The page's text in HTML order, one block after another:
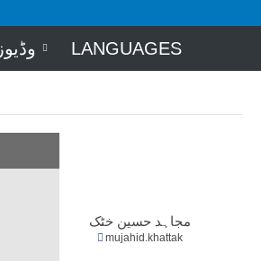
وڈیوز LANGUAGES
مجاہد حسین خٹک
mujahid.khattak